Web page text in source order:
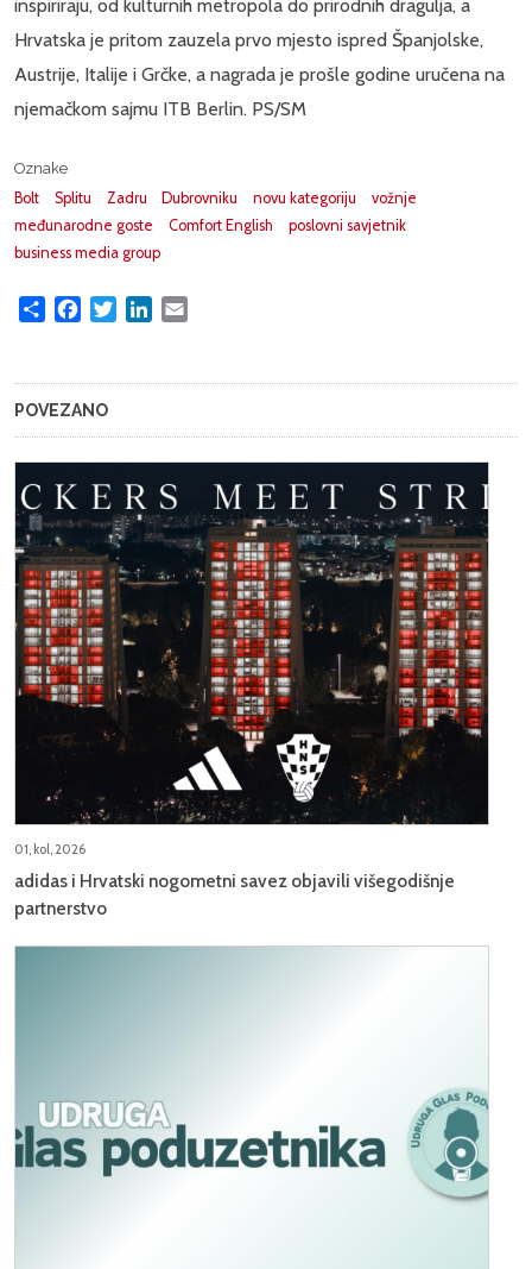
inspiriraju, od kulturnih metropola do prirodnih dragulja, a
Hrvatska je pritom zauzela prvo mjesto ispred Španjolske,
Austrije, Italije i Grčke, a nagrada je prošle godine uručena na
njemačkom sajmu ITB Berlin. PS/SM
Oznake
Bolt
Splitu Zadru Dubrovniku novu kategoriju
vožnje
međunarodne goste
Comfort English
poslovni savjetnik
business media group
Share FacebookTwitterLinkedIn
POVEZANO
01, kol, 2026
adidas i Hrvatski nogometni savez objavili višegodišnje
partnerstvo